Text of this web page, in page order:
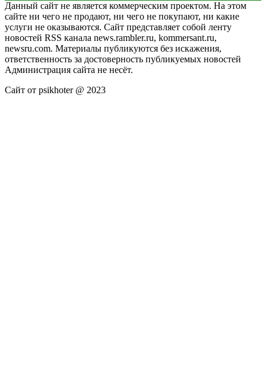
Данный сайт не является коммерческим проектом. На этом
сайте ни чего не продают, ни чего не покупают, ни какие
услуги не оказываются. Сайт представляет собой ленту
новостей RSS канала news.rambler.ru, kommersant.ru,
newsru.com. Материалы публикуются без искажения,
ответственность за достоверность публикуемых новостей
Администрация сайта не несёт.
Сайт от psikhoter @ 2023